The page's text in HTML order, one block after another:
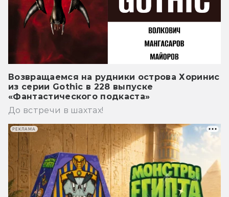
Возвращаемся на рудники острова Хоринис
из серии Gothic в 228 выпуске
«Фантастического подкаста»
До встречи в шахтах!
РЕКЛАМА